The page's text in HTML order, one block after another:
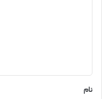
نام